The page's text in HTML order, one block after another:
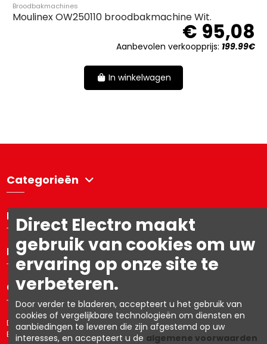
Broodbakmachines
Moulinex OW250110 broodbakmachine Wit.
€ 95,08
Aanbevolen verkoopprijs: 199.99€
In winkelwagen
Categorieën
Directelectro
Mijn account
Contacteer ons
Directelectro is de B2C-webshop van Ets. R. Van den Berg NV – BTW:
BE0403.153.576
Direct Electro maakt
gebruik van cookies om uw
ervaring op onze site te
verbeteren.
Door verder te bladeren, accepteert u het gebruik van
cookies of vergelijkbare technologieën om diensten en
aanbiedingen te leveren die zijn afgestemd op uw
interesses, en accepteert u de algemene voorwaarden